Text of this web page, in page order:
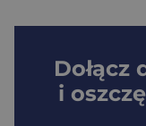
Dołącz
i